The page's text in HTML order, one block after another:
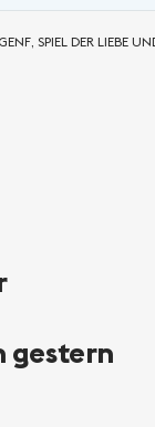
SPIEL DER LIEBE
gestern